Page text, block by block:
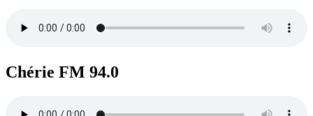
Chérie FM 94.0